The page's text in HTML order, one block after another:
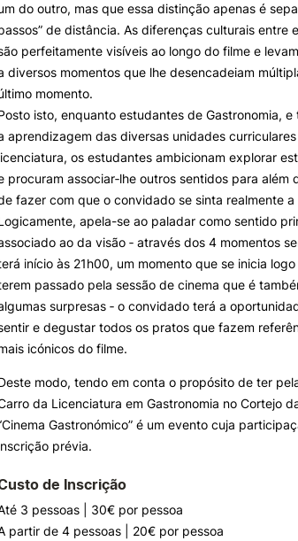
do outro, mas que essa distinção apenas é
de distância. As diferenças culturais entre
perfeitamente visíveis ao longo do filme e
diversos momentos que lhe desencadeiam
momento.
isto, enquanto estudantes de Gastronomia,
aprendizagem das diversas unidades
os estudantes ambicionam explorar
procuram associar‐lhe outros sentidos para além
fazer com que o convidado se sinta realmente
apela-se ao paladar como sentido
ao da visão ‐ através dos 4 momentos
início às 21h00, um momento que se inicia
passado pela sessão de cinema que é
surpresas ‐ o convidado terá a
e degustar todos os pratos que fazem
icónicos do filme.
modo, tendo em conta o propósito de ter
da Licenciatura em Gastronomia no Cortejo
Gastronómico” é um evento cuja
prévia.
de Inscrição
3 pessoas | 30€ por pessoa
partir de 4 pessoas | 20€ por pessoa